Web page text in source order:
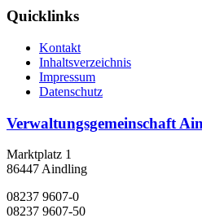
Quicklinks
Kontakt
Inhaltsverzeichnis
Impressum
Datenschutz
Verwaltungsgemeinschaft
Marktplatz 1
86447 Aindling
08237 9607-0
08237 9607-50